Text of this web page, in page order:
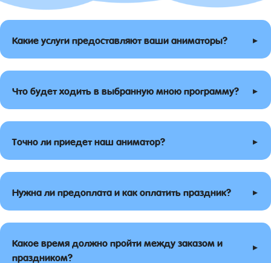
Какие услуги предоставляют ваши аниматоры? ▸
Что будет ходить в выбранную мною программу? ▸
Точно ли приедет наш аниматор? ▸
Нужна ли предоплата и как оплатить праздник? ▸
Какое время должно пройти между заказом и
праздником?
▸